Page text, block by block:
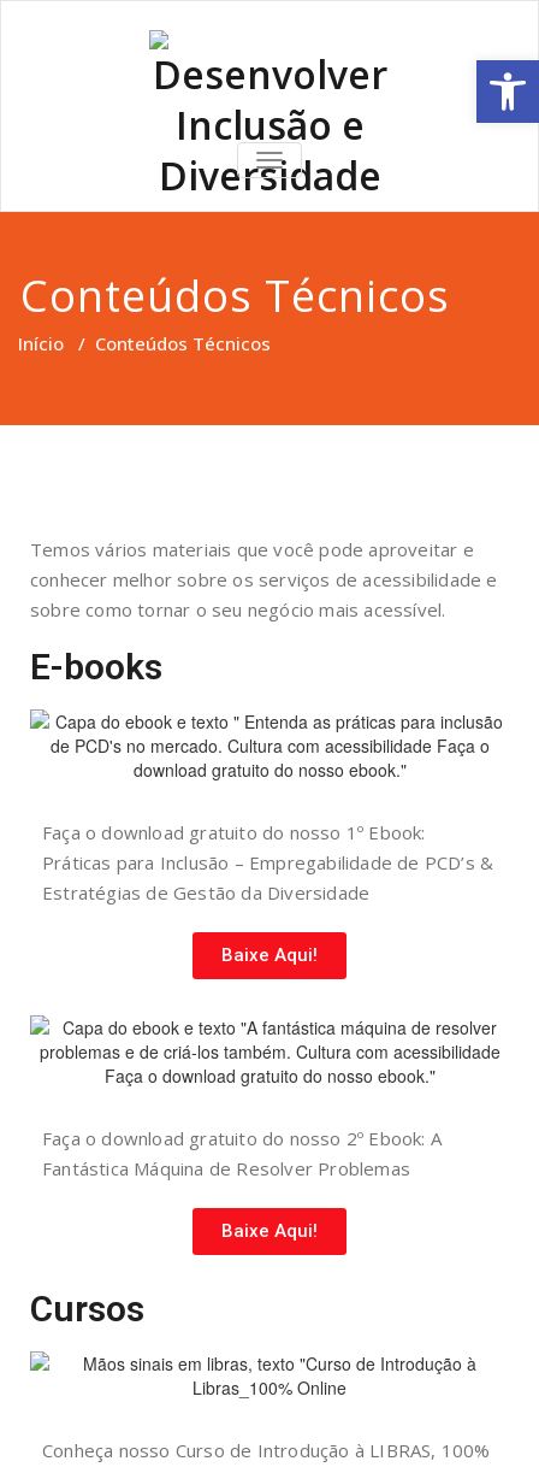
Desenvolver
Inclusão e
TOGGLE
NAVIGATION
Conteúdos Técnicos
Início / Conteúdos Técnicos
Temos vários materiais que você pode aproveitar e
conhecer melhor sobre os serviços de acessibilidade e
sobre como tornar o seu negócio mais acessível.
E-books
Faça o download gratuito do nosso 1º Ebook:
Práticas para Inclusão – Empregabilidade de PCD’s &
Estratégias de Gestão da Diversidade
Baixe Aqui!
Faça o download gratuito do nosso 2º Ebook: A
Fantástica Máquina de Resolver Problemas
Baixe Aqui!
Cursos
Conheça nosso Curso de Introdução à LIBRAS, 100%